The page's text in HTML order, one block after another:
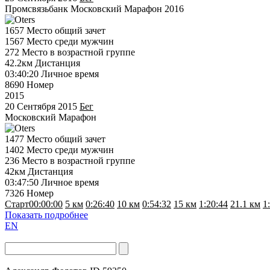
Промсвязьбанк Московский Марафон 2016
1657 Место общий зачет
1567 Место среди мужчин
272 Место в возрастной группе
42.2км Дистанция
03:40:20 Личное время
8690 Номер
2015
20 Сентября 2015 Бег
Московский Марафон
1477 Место общий зачет
1402 Место среди мужчин
236 Место в возрастной группе
42км Дистанция
03:47:50 Личное время
7326 Номер
Старт00:00:00 5 км 0:26:40 10 км 0:54:32 15 км 1:20:44 21.1 км
Показать подробнее
EN